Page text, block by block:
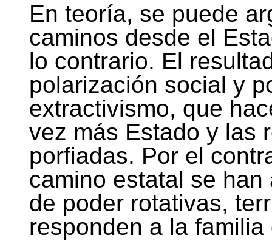
En teoría, se puede
caminos desde el
lo contrario. El
polarización social y
extractivismo, que
vez más Estado y las
porfiadas. Por el
camino estatal se
de poder rotativas,
responden a la